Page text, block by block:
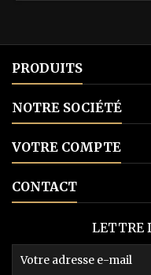
PRODUITS
NOTRE SOCIÉTÉ
VOTRE COMPTE
CONTACT
LETTRE